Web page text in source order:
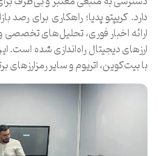
دارد. کریپتو پدیا؛ راهکاری برای رصد
ارائه اخبار فوری، تحلیل‌های
ارزهای دیجیتال راه‌اندازی شده
با بیت‌کوین، اتریوم و سایر